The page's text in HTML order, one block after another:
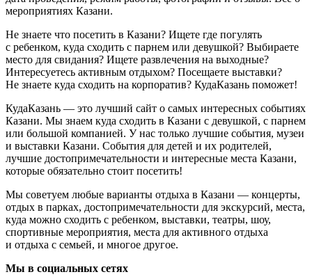
мероприятиях Казани.
Не знаете что посетить в Казани? Ищете где погулять
с ребенком, куда сходить с парнем или девушкой? Выбираете
место для свидания? Ищете развлечения на выходные?
Интересуетесь активным отдыхом? Посещаете выставки?
Не знаете куда сходить на корпоратив? КудаКазань поможет!
КудаКазань — это лучший сайт о самых интересных событиях
Казани. Мы знаем куда сходить в Казани с девушкой, с парнем
или большой компанией. У нас только лучшие события, музеи
и выставки Казани. События для детей и их родителей,
лучшие достопримечательности и интересные места Казани,
которые обязательно стоит посетить!
Мы советуем любые варианты отдыха в Казани — концерты,
отдых в парках, достопримечательности для экскурсий, места,
куда можно сходить с ребенком, выставки, театры, шоу,
спортивные мероприятия, места для активного отдыха
и отдыха с семьей, и многое другое.
Мы в социальных сетях